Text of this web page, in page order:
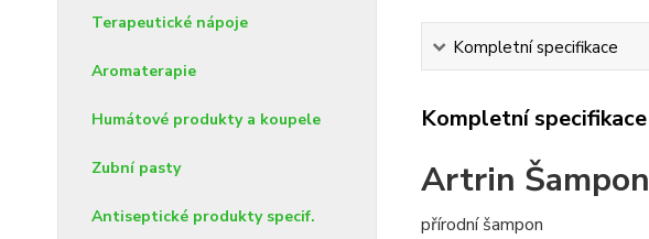
Terapeutické nápoje
Aromaterapie
Humátové produkty a koupele
Zubní pasty
Antiseptické produkty specif.
Kompletní specifikace
Kompletní specifikace
Artrin Šampon
přírodní šampon